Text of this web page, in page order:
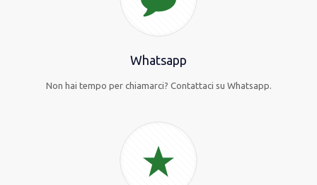
Whatsapp
Non hai tempo per chiamarci? Contattaci su Whatsapp.